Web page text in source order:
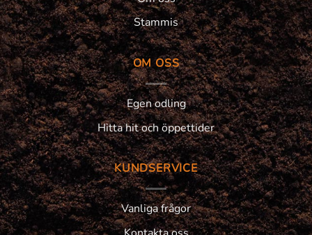
Stammis
OM OSS
Egen odling
Hitta hit och öppettider
KUNDSERVICE
Vanliga frågor